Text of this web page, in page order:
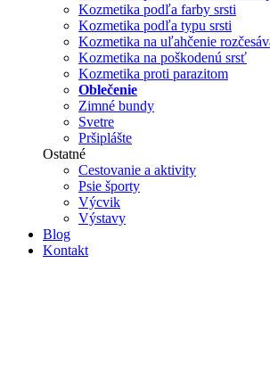
Kozmetika podľa farby srsti
Kozmetika podľa typu srsti
Kozmetika na uľahčenie
Kozmetika na poškodenú srsť
Kozmetika proti parazitom
Oblečenie
Zimné bundy
Svetre
Pršiplášte
Ostatné
Cestovanie a aktivity
Psie športy
Výcvik
Výstavy
Blog
Kontakt